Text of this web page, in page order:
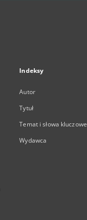
Indeksy
Autor
Tytuł
Temat i słowa kluczowe
Wydawca